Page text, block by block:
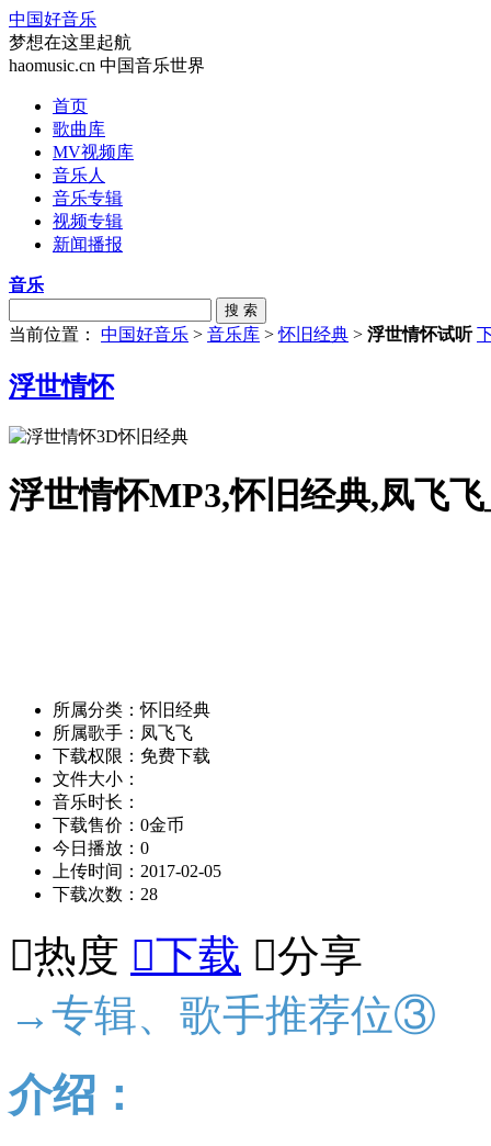
中国好音乐
梦想在这里起航
haomusic.cn 中国音乐世界
首页
歌曲库
MV视频库
音乐人
音乐专辑
视频专辑
新闻播报
音乐
搜 索
当前位置： 中国好音乐 > 音乐库 >怀旧经典 > 浮世情怀试听
浮世情怀
浮世情怀MP3,怀旧经典,凤飞
所属分类：怀旧经典
所属歌手：凤飞飞
下载权限：免费下载
文件大小：
音乐时长：
下载售价：0金币
今日播放：0
上传时间：2017-02-05
下载次数：28
热度 下载 分享
→专辑、歌手推荐位③
介绍：